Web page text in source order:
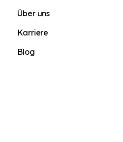
Über uns
Karriere
Blog